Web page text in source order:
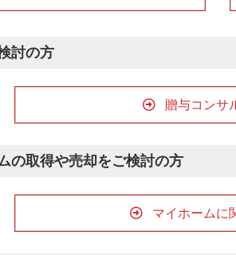
討の方
贈与コンサ
の取得や売却をご検討の方
マイホームに